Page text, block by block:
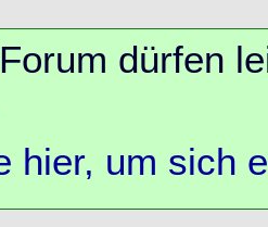
dürfen
hier, um sich